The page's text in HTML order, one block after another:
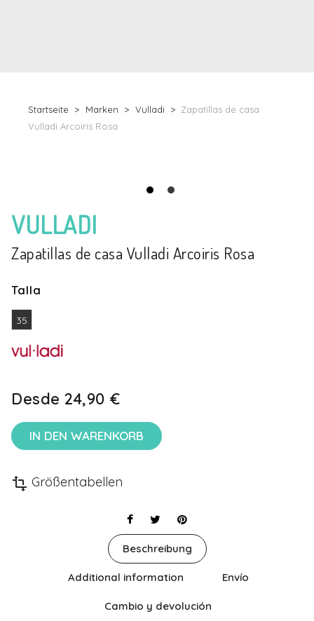
Startseite Marken Vulladi
Zapatillas de casa
Vulladi Arcoiris Rosa
VULLADI
Zapatillas de casa Vulladi Arcoiris Rosa
Talla
35
Desde 24,90 €
IN DEN WARENKORB
transform Größentabellen
Beschreibung
Additional information Envío
Cambio y devolución